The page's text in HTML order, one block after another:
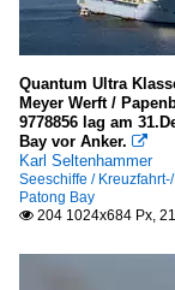
Quantum Ultra
Meyer Werft /
9778856 lag am
Bay vor Anker. 
Karl Seltenhammer
Seeschiffe /
Patong Bay
 204 1024x684 Px,